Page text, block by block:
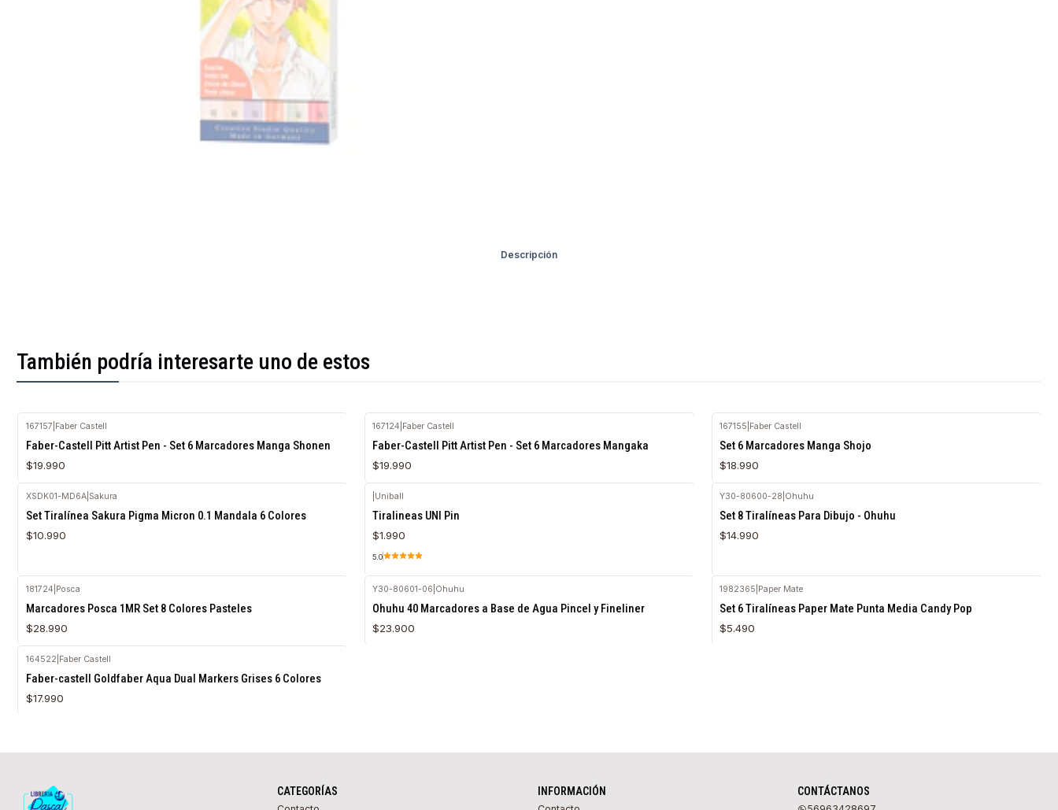
Descripción
También podría interesarte uno de estos
167157 Faber Castell
Faber-Castell Pitt Artist Pen - Set 6 Marcadores Manga Shonen
$19.990
167124 Faber Castell
Faber-Castell Pitt Artist Pen - Set 6 Marcadores Mangaka
$19.990
167155 Faber Castell
Set 6 Marcadores Manga Shojo
$18.990
XSDK01-MD6A| Sakura
Set Tiralínea Sakura Pigma Micron 0.1 Mandala 6 Colores
$10.990
Uniball
Tiralineas UNI Pin
$1.990
5.0
Y30-80600-28 Ohuhu
Set 8 Tiralíneas Para Dibujo - Ohuhu
$14.990
181724 Posca
Marcadores Posca 1MR Set 8 Colores Pasteles
$28.990
Y30-80601-06 Ohuhu
Ohuhu 40 Marcadores a Base de Agua Pincel y Fineliner
$23.900
1982365 Paper Mate
Set 6 Tiralíneas Paper Mate Punta Media Candy Pop
$5.490
164522 Faber Castell
Faber-castell Goldfaber Aqua Dual Markers Grises 6 Colores
$17.990
CATEGORÍAS INFORMACIÓN CONTÁCTANOS